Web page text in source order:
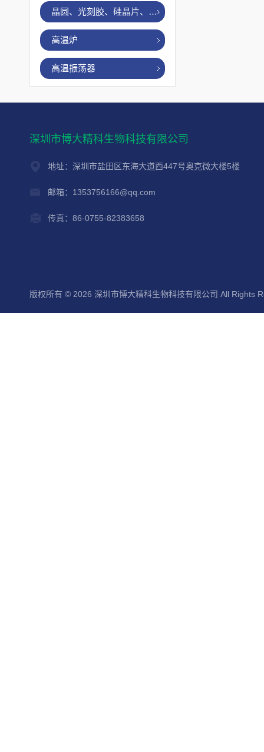
晶圆、光刻胶、硅晶片、烤胶机
高温炉
高温振荡器
深圳市博大精科生物科技有限公司
地址：深圳市盐田区东海大道西447号奥克微大楼5楼
邮箱：1353756166@qq.com
传真：86-0755-82383658
版权所有 © 2026 深圳市博大精科生物科技有限公司 All Rights